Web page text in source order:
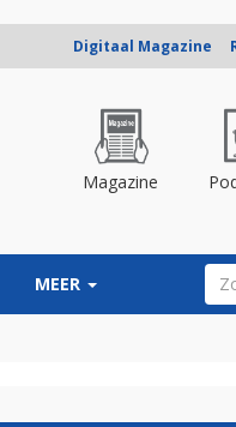
Digitaal Magazine
Magazine
MEER